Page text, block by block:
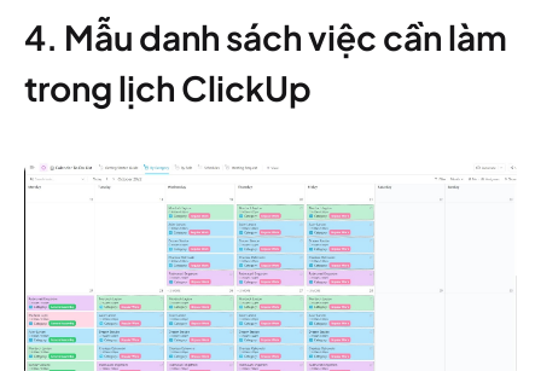
4. Mẫu danh sách việc cần làm
trong lịch ClickUp